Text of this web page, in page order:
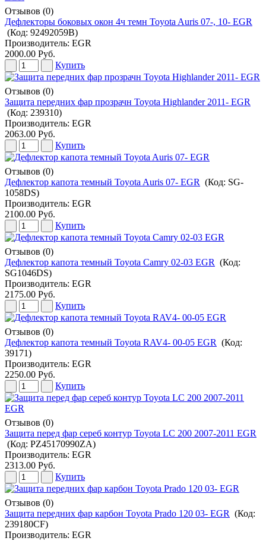
Отзывов (0)
Дефлекторы боковых окон 4ч темн Toyota Auris 07-, 10- EGR
(Код: 92492059B)
Производитель: EGR
2000.00 Руб.
Купить
Отзывов (0)
Защита передних фар прозрачн Toyota Highlander 2011- EGR
(Код: 239310)
Производитель: EGR
2063.00 Руб.
Купить
Отзывов (0)
Дефлектор капота темный Toyota Auris 07- EGR (Код: SG-
1058DS)
Производитель: EGR
2100.00 Руб.
Купить
Отзывов (0)
Дефлектор капота темный Toyota Camry 02-03 EGR (Код:
SG1046DS)
Производитель: EGR
2175.00 Руб.
Купить
Отзывов (0)
Дефлектор капота темный Toyota RAV4- 00-05 EGR (Код:
39171)
Производитель: EGR
2250.00 Руб.
Купить
Отзывов (0)
Защита перед фар сереб контур Toyota LC 200 2007-2011 EGR
(Код: PZ45170990ZA)
Производитель: EGR
2313.00 Руб.
Купить
Отзывов (0)
Защита передних фар карбон Toyota Prado 120 03- EGR (Код:
239180СF)
Производитель: EGR